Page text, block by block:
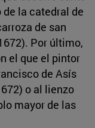
la catedral de
de san
Por último,
el que el pintor
de Asís
o al lienzo
mayor de las